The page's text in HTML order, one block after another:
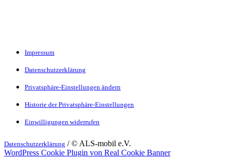
Impressum
Datenschutzerklärung
Privatsphäre-Einstellungen ändern
Historie der Privatsphäre-Einstellungen
Einwilligungen widerrufen
Datenschutzerklärung / © ALS-mobil e.V.
WordPress Cookie Plugin von Real Cookie Banner